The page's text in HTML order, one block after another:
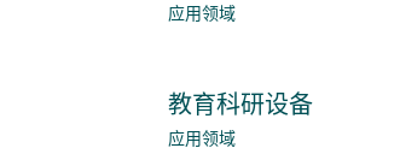
应用领域
教育科研设备
应用领域